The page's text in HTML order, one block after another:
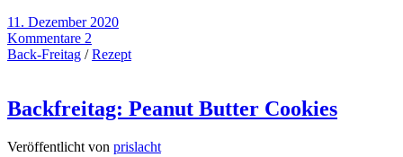
11. Dezember 2020
Kommentare 2
Back-Freitag /Rezept
Backfreitag: Peanut Butter Cookies
Veröffentlicht von prislacht